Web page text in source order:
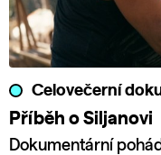
Celovečerní
Příběh o Siljanovi
Dokumentární